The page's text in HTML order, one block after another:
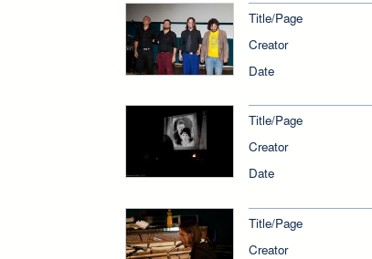
Title/Page
Creator
Date
Title/Page
Creator
Date
Title/Page
Creator